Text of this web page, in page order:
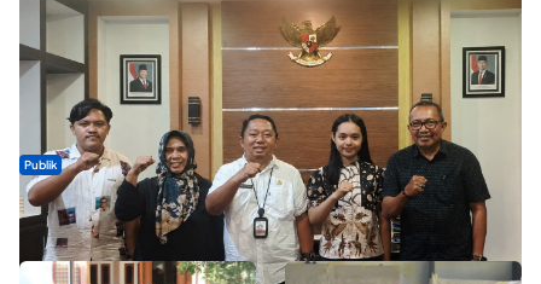
Publik
Dua Talenta Muda Ternate Wakili Maluku Utara di Gita Bahana
Nusantara 2026